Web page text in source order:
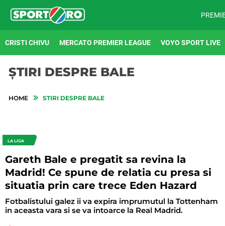
CRISTI CHIVU MERCATO PREMIER LEAGUE VOYO SPORT LIVE
ȘTIRI DESPRE BALE
HOME STIRI DESPRE BALE
LA LIGA
Gareth Bale e pregatit sa revina la
Madrid! Ce spune de relatia cu presa si
situatia prin care trece Eden Hazard
Fotbalistului galez ii va expira imprumutul la Tottenham
in aceasta vara si se va intoarce la Real Madrid.